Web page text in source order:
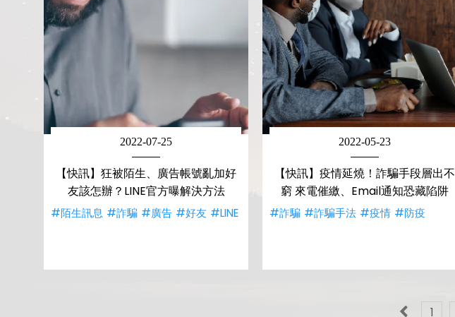
2022-07-25
【快訊】狂被陌生、廣告帳號亂加好
友該怎辦？LINE官方曝解決方法
#陌生訊息 #詐騙 #廣告 #好友 #LINE
2022-05-23
【快訊】疫情延燒！詐騙手段層出不
窮 來電催繳、Email通知恐藏陷阱
#詐騙 #詐騙手法 #疫情 #防疫
1